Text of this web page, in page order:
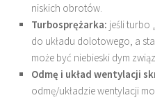
niskich obrotów.
Turbosprężarka: jeśli turbo
do układu dolotowego, a
może być niebieski dym
Odmę i układ wentylacji
odmę/układzie wentylacji